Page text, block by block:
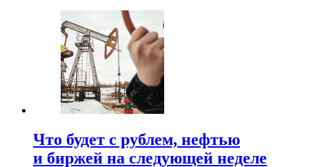
Что будет с рублем, нефтью
и биржей на следующей неделе